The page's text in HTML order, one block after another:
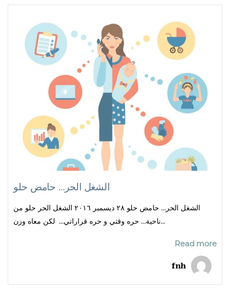
الشغل الحر… حامض حلو
الشغل الحر… حامض حلو ٢٨ ديسمبر ٢٠١٦ الشغل الحر حلو من
ناحية… حره وقتي و حره قراراتي… لكن معاه وزن...
Read more
fnh